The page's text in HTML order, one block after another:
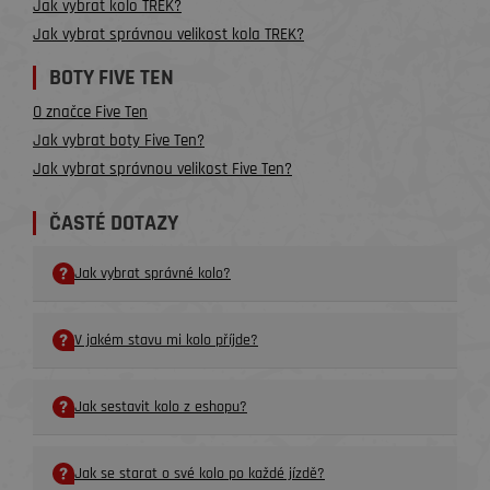
Jak vybrat kolo TREK?
Jak vybrat správnou velikost kola TREK?
BOTY FIVE TEN
O značce Five Ten
Jak vybrat boty Five Ten?
Jak vybrat správnou velikost Five Ten?
ČASTÉ DOTAZY
Jak vybrat správné kolo?
V jakém stavu mi kolo příjde?
Jak sestavit kolo z eshopu?
Jak se starat o své kolo po každé jízdě?